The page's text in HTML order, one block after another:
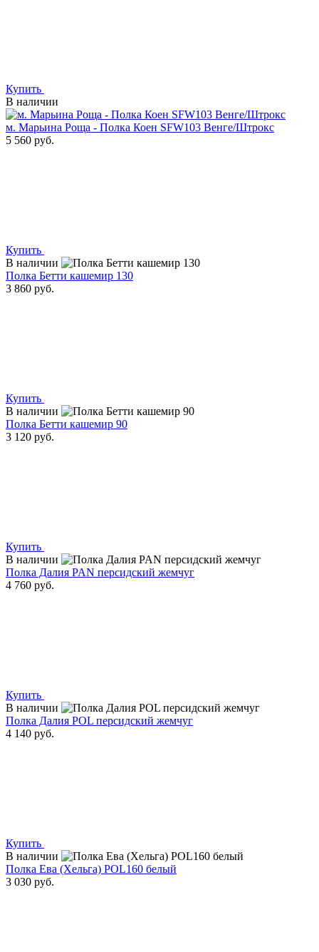
Купить
В наличии
м. Марьина Роща - Полка Коен SFW103 Венге/Штрокс
5 560 руб.
Купить
В наличии
Полка Бетти кашемир 130
3 860 руб.
Купить
В наличии
Полка Бетти кашемир 90
3 120 руб.
Купить
В наличии
Полка Далия PAN персидский жемчуг
4 760 руб.
Купить
В наличии
Полка Далия POL персидский жемчуг
4 140 руб.
Купить
В наличии
Полка Ева (Хельга) POL160 белый
3 030 руб.